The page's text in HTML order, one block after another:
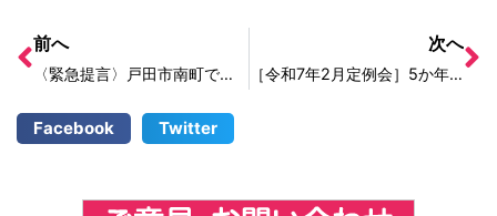
前へ
〈緊急提言〉戸田市南町で起こった交通事故について
次へ
［令和7年2月定例会］5か年計画等特別委員会
Facebook Twitter